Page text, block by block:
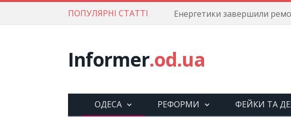
ПОПУЛЯРНІ СТАТТІ
Informer.od.ua
ОДЕСА РЕФОРМИ ФЕЙКИ ТА